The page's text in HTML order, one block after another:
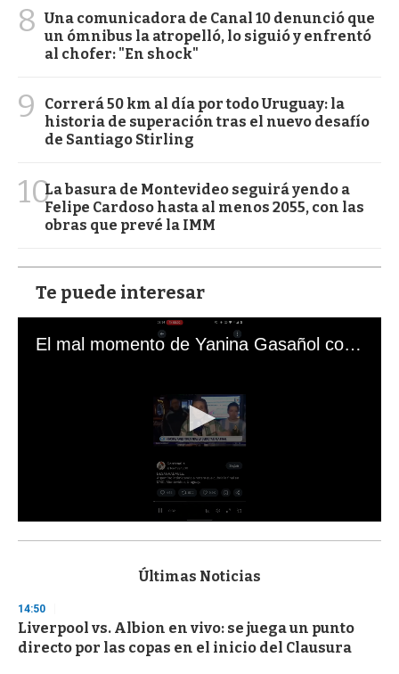
8 Una comunicadora de Canal 10 denunció que
un ómnibus la atropelló, lo siguió y enfrentó
al chofer: "En shock"
9
Correrá 50 km al día por todo Uruguay: la
historia de superación tras el nuevo desafío
de Santiago Stirling
10La basura de Montevideo seguirá yendo a
Felipe Cardoso hasta al menos 2055, con las
obras que prevé la IMM
Te puede interesar
El mal momento de Yanina Gasañol con un hincha argentino en "Subrayado"
s
d
s
o
f
Últimas Noticias
14:50
Liverpool vs. Albion en vivo: se juega un punto
directo por las copas en el inicio del Clausura